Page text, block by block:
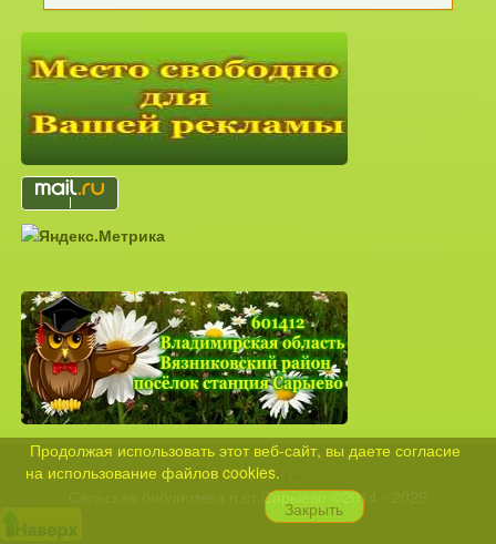
Продолжая использовать этот веб-сайт, вы даете согласие
на использование файлов cookies.
Карта сайта
Сельская библиотека п.ст.Сарыево ©2014 - 2026